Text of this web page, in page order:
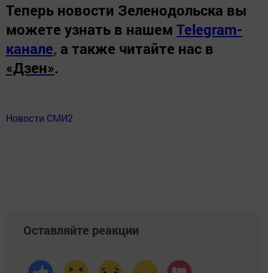
Теперь новости Зеленодольска вы
можете узнать в нашем Telegram-
канале, а также читайте нас в
«Дзен».
Новости СМИ2
Оставляйте реакции